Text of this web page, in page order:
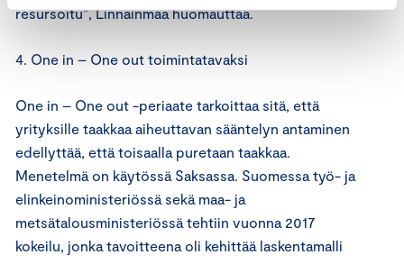
resursoitu”, Linnainmaa huomauttaa.
4. One in – One out toimintatavaksi
One in – One out -periaate tarkoittaa sitä, että
yrityksille taakkaa aiheuttavan sääntelyn antaminen
edellyttää, että toisaalla puretaan taakkaa.
Menetelmä on käytössä Saksassa. Suomessa työ- ja
elinkeinoministeriössä sekä maa- ja
metsätalousministeriössä tehtiin vuonna 2017
kokeilu, jonka tavoitteena oli kehittää laskentamalli